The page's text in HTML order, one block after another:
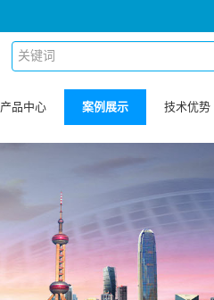
产品中心 案例展示 技术优势